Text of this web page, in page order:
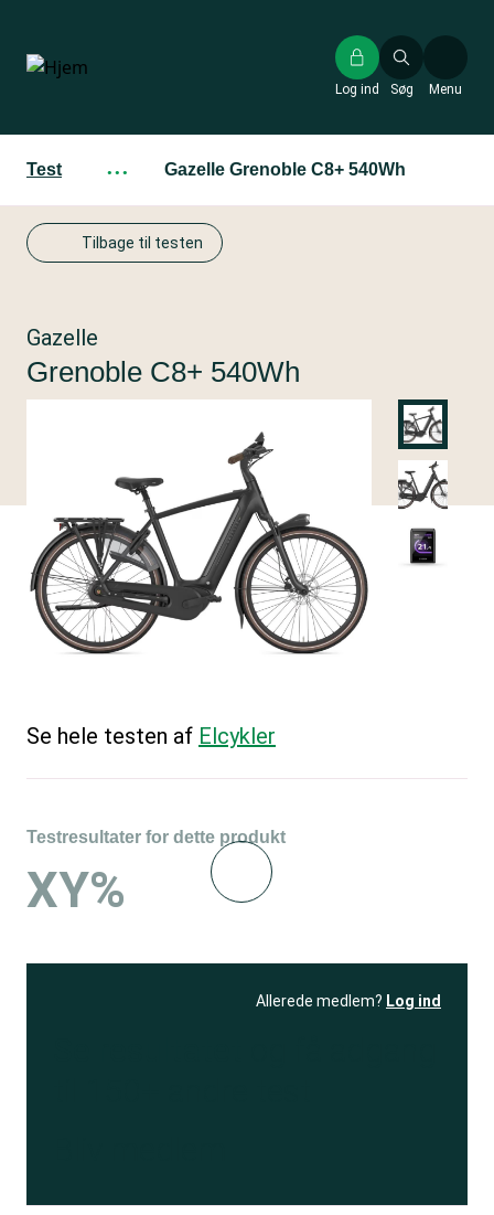
hovedindhold
Søg
Log ind Menu
Test ··· Gazelle Grenoble C8+ 540Wh
Tilbage til testen
Gazelle
Grenoble C8+ 540Wh
Se hele testen af Elcykler
Testresultater for dette produkt
XY%
Allerede medlem? Log ind